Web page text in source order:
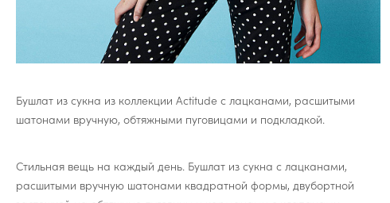
Бушлат из сукна из коллекции Actitude с лацканами, расшитыми
шатонами вручную, обтяжными пуговицами и подкладкой.
Стильная вещь на каждый день. Бушлат из сукна с лацканами,
расшитыми вручную шатонами квадратной формы, двубортной